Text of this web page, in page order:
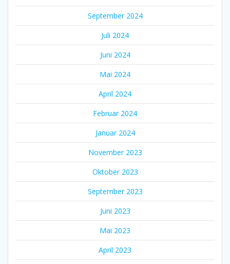
September 2024
Juli 2024
Juni 2024
Mai 2024
April 2024
Februar 2024
Januar 2024
November 2023
Oktober 2023
September 2023
Juni 2023
Mai 2023
April 2023